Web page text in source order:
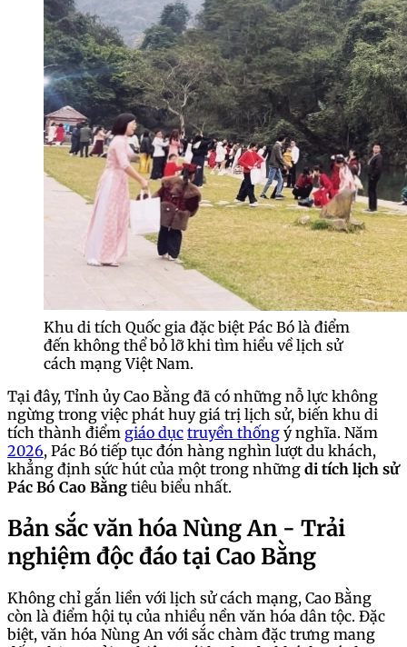
Khu di tích Quốc gia đặc biệt Pác Bó là điểm
đến không thể bỏ lỡ khi tìm hiểu về lịch sử
cách mạng Việt Nam.
Tại đây, Tỉnh ủy Cao Bằng đã có những nỗ lực không
ngừng trong việc phát huy giá trị lịch sử, biến khu di
tích thành điểm giáo dục truyền thống ý nghĩa. Năm
2026, Pác Bó tiếp tục đón hàng nghìn lượt du khách,
khẳng định sức hút của một trong những di tích lịch sử
Pác Bó Cao Bằng tiêu biểu nhất.
Bản sắc văn hóa Nùng An - Trải
nghiệm độc đáo tại Cao Bằng
Không chỉ gắn liền với lịch sử cách mạng, Cao Bằng
còn là điểm hội tụ của nhiều nền văn hóa dân tộc. Đặc
biệt, văn hóa Nùng An với sắc chàm đặc trưng mang